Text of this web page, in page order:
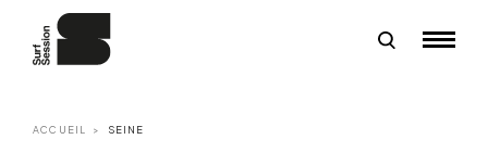
ACCUEIL SEINE